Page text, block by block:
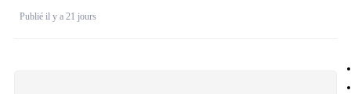
Publié il y a 21 jours